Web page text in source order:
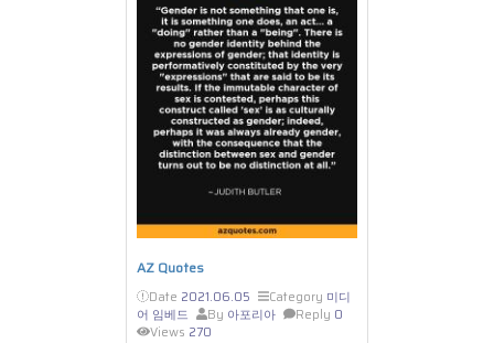
AZ Quotes
Date 2021.06.05 Category 미디
어 임베드
By 아포리아 Reply 0
Views 270